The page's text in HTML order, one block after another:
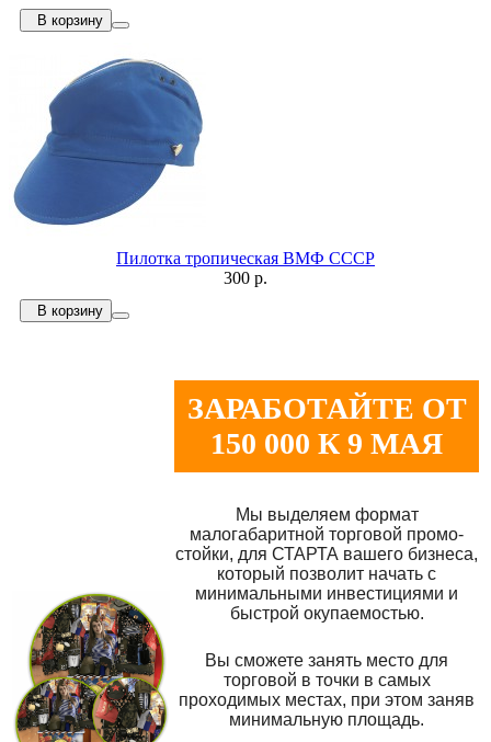
В корзину
Пилотка тропическая ВМФ СССР
300 р.
В корзину
ЗАРАБОТАЙТЕ ОТ
150 000 К 9 МАЯ
Мы выделяем формат
малогабаритной торговой промо-
стойки, для СТАРТА вашего бизнеса,
который позволит начать с
минимальными инвестициями и
быстрой окупаемостью.
Вы сможете занять место для
торговой в точки в самых
проходимых местах, при этом заняв
минимальную площадь.